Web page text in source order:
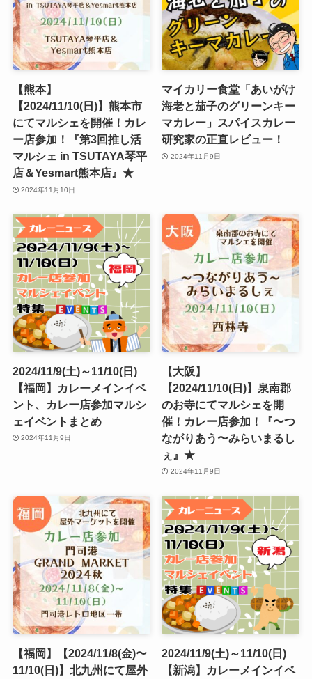
【熊本】
【2024/11/10(日)】熊本市
にてマルシェを開催！カレ
ー店参加！『第3回推し活
マルシェ in TSUTAYA琴平
店＆Yesmart熊本店』★
2024年11月10日
マイカリー食堂「あいがけ
海老と茄子のグリーンキー
マカレー」スパイスカレー
研究家の正直レビュー！
2024年11月9日
2024/11/9(土)～11/10(日)
【福岡】カレーメインイベ
ント、カレー店参加マルシ
ェイベントまとめ
2024年11月9日
【大阪】
【2024/11/10(日)】泉南郡
のお寺にてマルシェを開
催！カレー店参加！『〜つ
ながりあう〜みらいまるし
ぇ』★
2024年11月9日
【福岡】【2024/11/8(金)〜
11/10(日)】北九州にて屋外
2024/11/9(土)～11/10(日)
【新潟】カレーメインイベ